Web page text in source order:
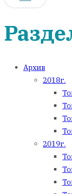
Архив
2018г.
2019г.